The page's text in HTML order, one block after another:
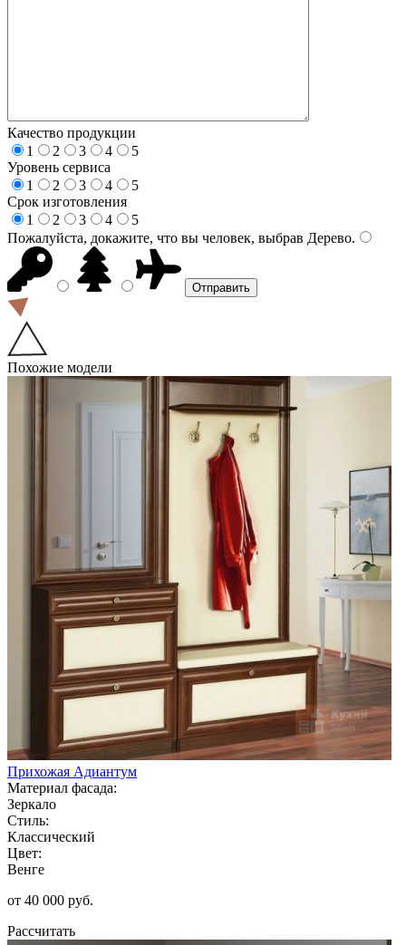
Качество продукции
1
2 3 4
5
Уровень сервиса
1
2 3 4
5
Срок изготовления
1
2 3 4
5
Пожалуйста, докажите, что вы человек, выбрав Дерево.
Похожие модели
Прихожая Адиантум
Материал фасада:
Зеркало
Стиль:
Классический
Цвет:
Венге
от 40 000 руб.
Рассчитать